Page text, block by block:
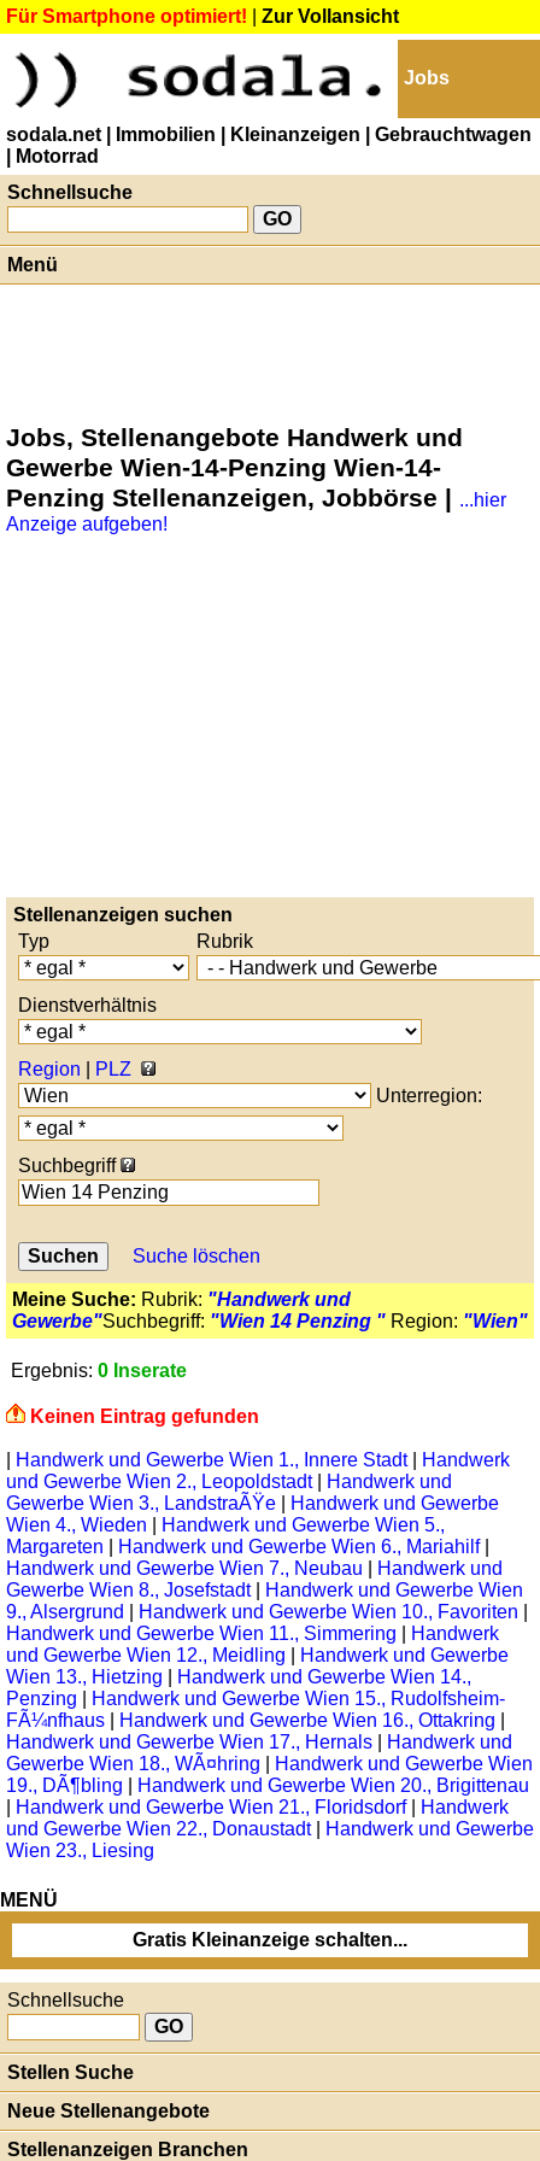
Für Smartphone optimiert! Zur Vollansicht
Jobs
sodala.net | Immobilien | Kleinanzeigen
| Gebrauchtwagen
| Motorrad
Schnellsuche
Menü
Jobs, Stellenangebote Handwerk und
Gewerbe Wien-14-Penzing Wien-14-
Penzing Stellenanzeigen, Jobbörse | ...hier
Anzeige aufgeben!
Stellenanzeigen suchen
Typ
Rubrik
Dienstverhältnis
Region
PLZ
Unterregion:
Suchbegriff
Suche löschen
Meine Suche: Rubrik: "Handwerk und
Gewerbe"Suchbegriff: "Wien 14 Penzing " Region: "Wien"
Ergebnis: 0 Inserate
Keinen Eintrag gefunden
Handwerk und Gewerbe Wien 1., Innere Stadt|
Handwerk
und Gewerbe Wien 2., Leopoldstadt|
Handwerk und
Gewerbe Wien 3., LandstraÃŸe
Handwerk und Gewerbe
Wien 4., Wieden
Handwerk und Gewerbe Wien 5.,
Margareten
Handwerk und Gewerbe Wien 6., Mariahilf|
Handwerk und Gewerbe Wien 7., Neubau
Handwerk und
Gewerbe Wien 8., Josefstadt|
Handwerk und Gewerbe Wien
9., Alsergrund
Handwerk und Gewerbe Wien 10., Favoriten
Handwerk und Gewerbe Wien 11., Simmering
Handwerk
und Gewerbe Wien 12., Meidling
Handwerk und Gewerbe
Wien 13., Hietzing
Handwerk und Gewerbe Wien 14.,
Penzing
Handwerk und Gewerbe Wien 15., Rudolfsheim-
FÃ¼nfhaus
Handwerk und Gewerbe Wien 16., Ottakring
Handwerk und Gewerbe Wien 17., Hernals
Handwerk und
Gewerbe Wien 18., WÃ¤hring
Handwerk und Gewerbe Wien
19., DÃ¶bling
Handwerk und Gewerbe Wien 20., Brigittenau
Handwerk und Gewerbe Wien 21., Floridsdorf|
Handwerk
und Gewerbe Wien 22., Donaustadt|
Handwerk und Gewerbe
Wien 23., Liesing
MENÜ
Gratis Kleinanzeige schalten...
Schnellsuche
Stellen Suche
Neue Stellenangebote
Stellenanzeigen Branchen